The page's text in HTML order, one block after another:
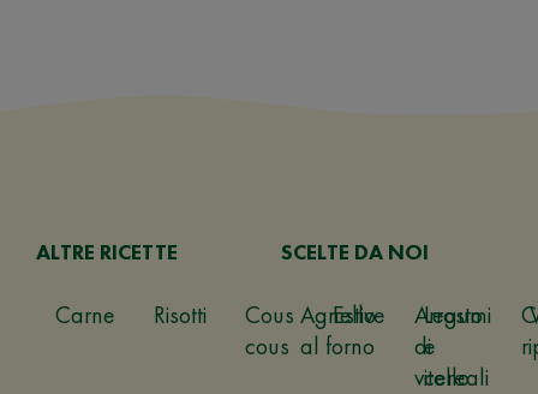
ALTRE RICETTE
Carne Risotti
Cous
cous
Estive
Legumi
e
cereali
SCELTE DA NOI
Agnello
al forno
Arrosto
di
vitello